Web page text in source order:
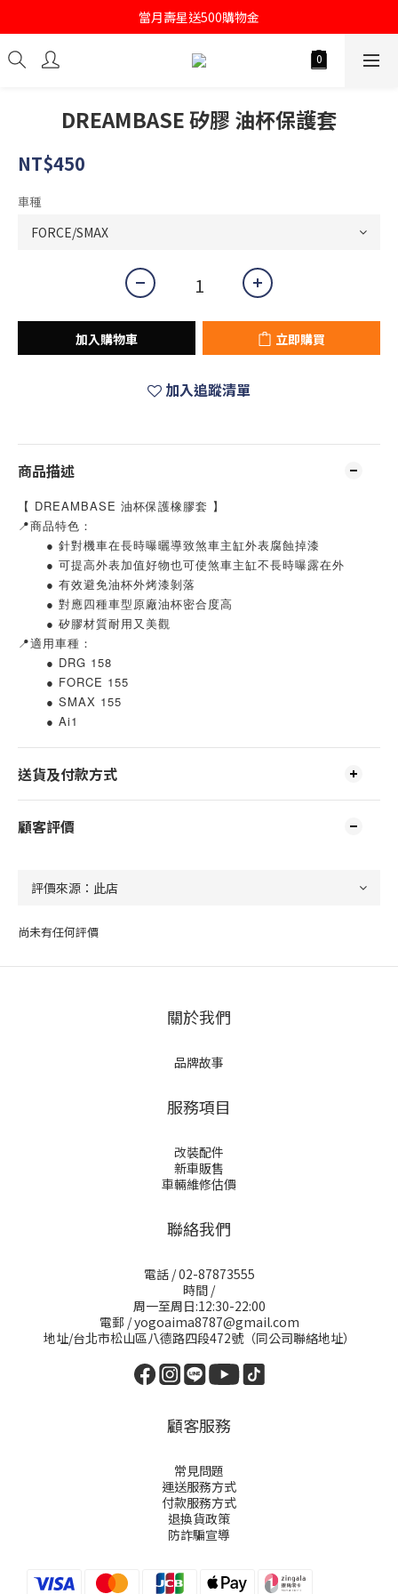
註冊會員即送購物金100
當月壽星送500購物金
註冊會員即送購物金100
DREAMBASE 矽膠 油杯保護套
NT$450
車種
加入購物車 立即購買
加入追蹤清單
商品描述
【 DREAMBASE 油杯保護橡膠套 】
📍商品特色：
	● 針對機車在長時曝曬導致煞車主缸外表腐蝕掉漆
	● 可提高外表加值好物也可使煞車主缸不長時曝露在外
	● 有效避免油杯外烤漆剝落
	● 對應四種車型原廠油杯密合度高
	● 矽膠材質耐用又美觀
📍適用車種：
	● DRG 158
	● FORCE 155
	● SMAX 155
	● Ai1
送貨及付款方式
顧客評價
尚未有任何評價
關於我們
品牌故事
服務項目
改裝配件
新車販售
車輛維修估價
聯絡我們
電話 / 02-87873555
時間 /
周一至周日:12:30-22:00
電郵 / yogoaima8787@gmail.com
地址/台北市松山區八德路四段472號（同公司聯絡地址）
顧客服務
常見問題
運送服務方式
付款服務方式
退換貨政策
防詐騙宣導